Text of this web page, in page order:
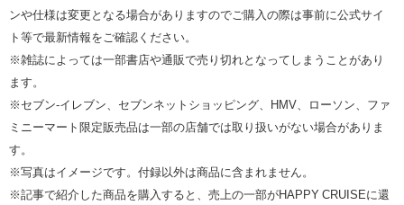
ンや仕様は変更となる場合がありますのでご購入の際は事前に公式サイ
ト等で最新情報をご確認ください。
※雑誌によっては一部書店や通販で売り切れとなってしまうことがあり
ます。
※セブン‐イレブン、セブンネットショッピング、HMV、ローソン、ファ
ミニーマート限定販売品は一部の店舗では取り扱いがない場合がありま
す。
※写真はイメージです。付録以外は商品に含まれません。
※記事で紹介した商品を購入すると、売上の一部がHAPPY CRUISEに還